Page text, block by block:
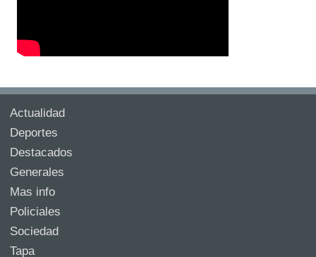
Actualidad
Deportes
Destacados
Generales
Mas info
Policiales
Sociedad
Tapa